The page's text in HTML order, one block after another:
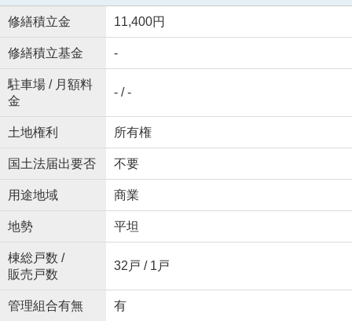
修繕積立金 11,400円
修繕積立基金 -
駐車場 / 月額料
金
- / -
土地権利 所有権
国土法届出要否 不要
用途地域 商業
地勢 平坦
棟総戸数 /
販売戸数
32戸 / 1戸
管理組合有無 有